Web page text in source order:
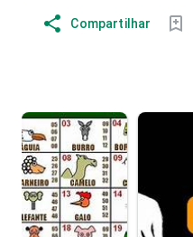
Compartilhar